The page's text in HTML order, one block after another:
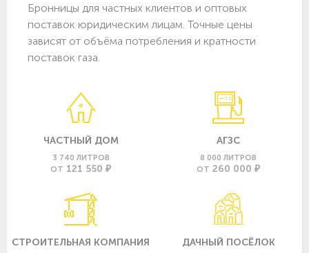
Бронницы для частных клиентов и оптовых
поставок юридическим лицам. Точные цены
зависят от объёма потребления и кратности
поставок газа.
ЧАСТНЫЙ ДОМ
3 740 ЛИТРОВ
ОТ 121 550 ₽
АГЗС
8 000 ЛИТРОВ
ОТ 260 000 ₽
СТРОИТЕЛЬНАЯ КОМПАНИЯ ДАЧНЫЙ ПОСЁЛОК